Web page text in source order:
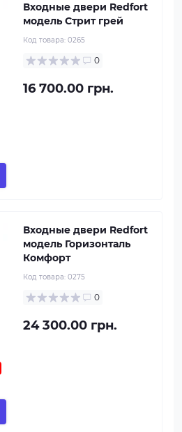
Входные двери Redfort
модель Стрит грей
Код товара: 0265
0
16 700.00 грн.
Входные двери Redfort
модель Горизонталь
Комфорт
Код товара: 0275
0
24 300.00 грн.